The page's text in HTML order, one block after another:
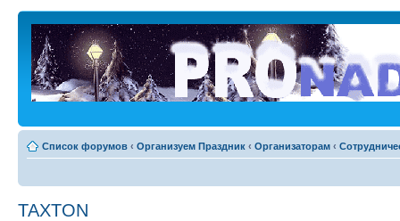
Список форумов ‹ Организуем Праздник ‹ Организаторам ‹
TAXTON